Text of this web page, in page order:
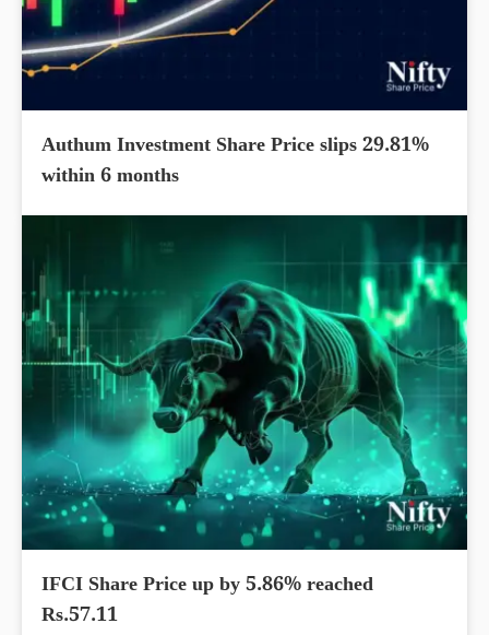
Authum Investment Share Price slips 29.81%
within 6 months
IFCI Share Price up by 5.86% reached
Rs.57.11